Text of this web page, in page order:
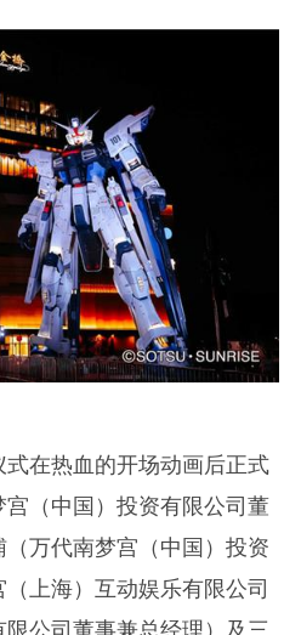
在热血的开场动画后正式
（中国）投资有限公司董
万代南梦宫（中国）投资
上海）互动娱乐有限公司